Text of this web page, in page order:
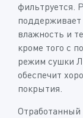
фильтруется.
влажность и
кроме того с
режим сушки
обеспечит
покрытия.